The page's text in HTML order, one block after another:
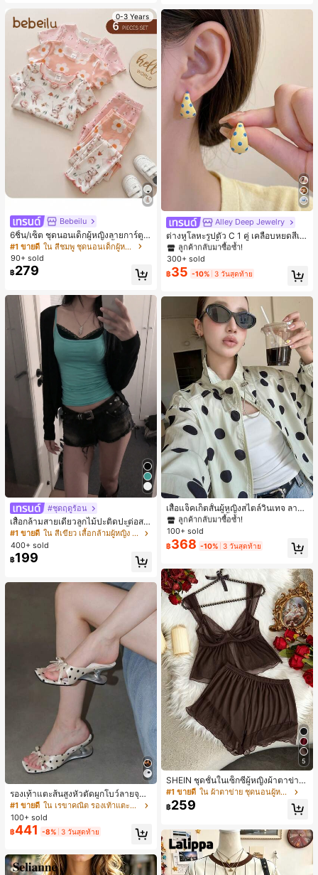
0-3 Years
Bebeilu
6ชิ้น/เซ็ต ชุดนอนเด็กผู้หญิงลายการ์ตูน
หมีและดอกไม้ คอกลม แขนสั้น กางเกง
ขาสั้น ขอบระบาย สวมใส่สบาย
#1 ขายดี
ใน สีชมพู ชุดนอนเด็กผู้หญิง
90+ sold
฿279
#ชุดฤดูร้อน
เสื้อกล้ามสายเดี่ยวลูกไม้ปะติดปะต่อสไ
ตล์เกาหลี, สุนทรียศาสตร์ Y2K, เสื้อผ้าส
ตรีทแวร์ลำลองฤดูร้อน
#1 ขายดี
ใน สีเขียว เสื้อกล้ามผู้หญิง & Camis
400+ sold
฿199
รองเท้าแตะส้นสูงหัวตัดผูกโบว์ลายจุดส
ายเดี่ยวส้นไม่สมมาตรสำหรับผู้หญิง, รอ
งเท้าแตะส้นสูงหนังเทียมสีขาวหรูหรา
สำหรับฤดูร้อน
#1 ขายดี
ใน เรขาคณิต รองเท้าแตะส้นสูงผู้หญิง
100+ sold
฿441 -8% 3 วันสุดท้าย
Alley Deep Jewelry
ต่างหูโลหะรูปตัว C 1 คู่ เคลือบหยดสีเห
ลือง ลายจุดสีน้ำเงิน สไตล์ยุโรปและอเม
ริกัน แฟชั่นส่วนตัว หวานและสง่างาม
สำหรับผู้หญิงและเด็กหญิง สำหรับการเ
ดินทาง งานแต่งงาน ปาร์ตี้ วันเกิด ของ
#1 ขายดี ใน โบโฮ ต่างหูผู้หญิง
ลูกค้ากลับมาซื้อซ้ำ!
เกือบหมดแล้ว!
#1 ขายดี ใน โบโฮ ต่างหูผู้หญิง
ลูกค้ากลับมาซื้อซ้ำ!
เกือบหมดแล้ว!
#1 ขายดี ใน โบโฮ ต่างหูผู้หญิง
ลูกค้ากลับมาซื้อซ้ำ!
เกือบหมดแล้ว!
#1 ขายดี ใน โบโฮ ต่างหูผู้หญิง
ลูกค้ากลับมาซื้อซ้ำ!
300+ sold
฿35 -10% 3 วันสุดท้าย
เสื้อแจ็คเก็ตสั้นผู้หญิงสไตล์วินเทจ ลายจุ
ดขนาดใหญ่ คอตั้ง เอวเข้ารูป แขนพอง
ทรงหลวม แฟชั่นอเนกประสงค์ สำหรับใ
ส่ประจำวันและไปเที่ยวพักผ่อน
#1 ขายดี ใน กระเป๋า เสื้อคลุมลำลอง
ลูกค้ากลับมาซื้อซ้ำ!
#1 ขายดี ใน กระเป๋า เสื้อคลุมลำลอง
ลูกค้ากลับมาซื้อซ้ำ!
#1 ขายดี ใน กระเป๋า เสื้อคลุมลำลอง
ลูกค้ากลับมาซื้อซ้ำ!
#1 ขายดี ใน กระเป๋า เสื้อคลุมลำลอง
ลูกค้ากลับมาซื้อซ้ำ!
100+ sold
฿368 -10% 3 วันสุดท้าย
5
SHEIN ชุดชั้นในเซ็กซี่ผู้หญิงผ้าตาข่าย
มีโครงคัพบาง
#1 ขายดี ใน ผ้าตาข่าย ชุดนอนผู้หญิง
฿259